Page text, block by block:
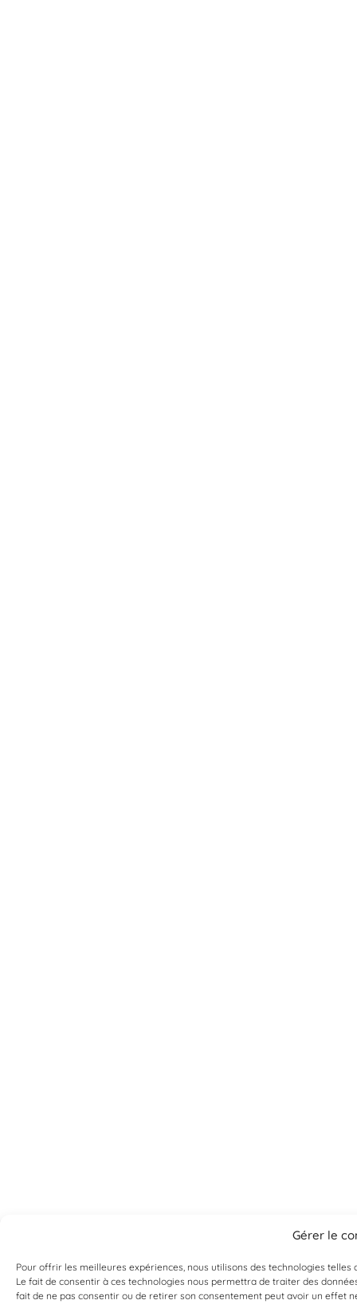
Gérer le
Pour offrir les meilleures expériences, nous utilisons des technologies
Le fait de consentir à ces technologies nous permettra de traiter des
fait de ne pas consentir ou de retirer son consentement peut avoir un effet